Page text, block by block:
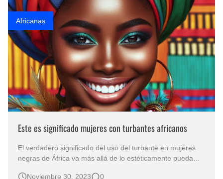
Africanas
Este es significado mujeres con turbantes africanos
El verdadero significado del uso del turbante en mujeres
negras de África va más allá de lo estéticamente pueda
Noviembre 30, 2023 0